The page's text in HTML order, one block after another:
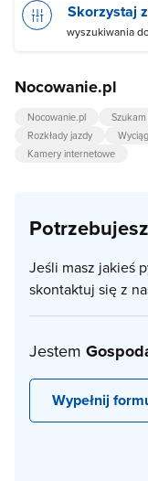
Skorzystaj
wyszukiwania
Nocowanie.pl
Nocowanie.pl
Rozkłady jazdy
Kamery internetowe
Jeśli masz jakieś
skontaktuj się z
Jestem
Wypełnij